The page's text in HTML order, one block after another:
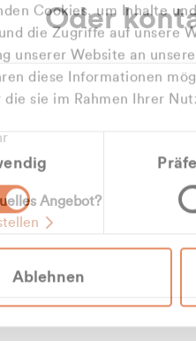
Cookies, um Inhalte
die Zugriffe auf unsere
unserer Website an
diese Informationen
die sie im Rahmen Ihrer
Ablehnen
gehören
Privatkunde (inkl.
Geschäftskunde
Oder
Angebot?